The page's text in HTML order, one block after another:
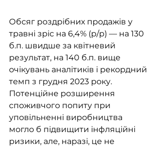
Обсяг роздрібних продажів у
травні зріс на 6,4% (р/р) — на 130
б.п. швидше за квітневий
результат, на 140 б.п. вище
очікувань аналітиків і рекордний
темп з грудня 2023 року.
Потенційне розширення
споживчого попиту при
уповільненні виробництва
могло б підвищити інфляційні
ризики, але, наразі, це не